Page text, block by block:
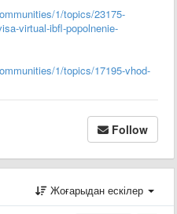
1/topics/23175-
virtual-ibfl-popolnenie-
1/topics/17195-vhod-
Follow
Жоғарыдан ескілер